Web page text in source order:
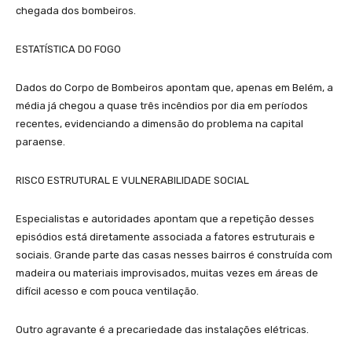
chegada dos bombeiros.
ESTATÍSTICA DO FOGO
Dados do Corpo de Bombeiros apontam que, apenas em Belém, a
média já chegou a quase três incêndios por dia em períodos
recentes, evidenciando a dimensão do problema na capital
paraense.
RISCO ESTRUTURAL E VULNERABILIDADE SOCIAL
Especialistas e autoridades apontam que a repetição desses
episódios está diretamente associada a fatores estruturais e
sociais. Grande parte das casas nesses bairros é construída com
madeira ou materiais improvisados, muitas vezes em áreas de
difícil acesso e com pouca ventilação.
Outro agravante é a precariedade das instalações elétricas.